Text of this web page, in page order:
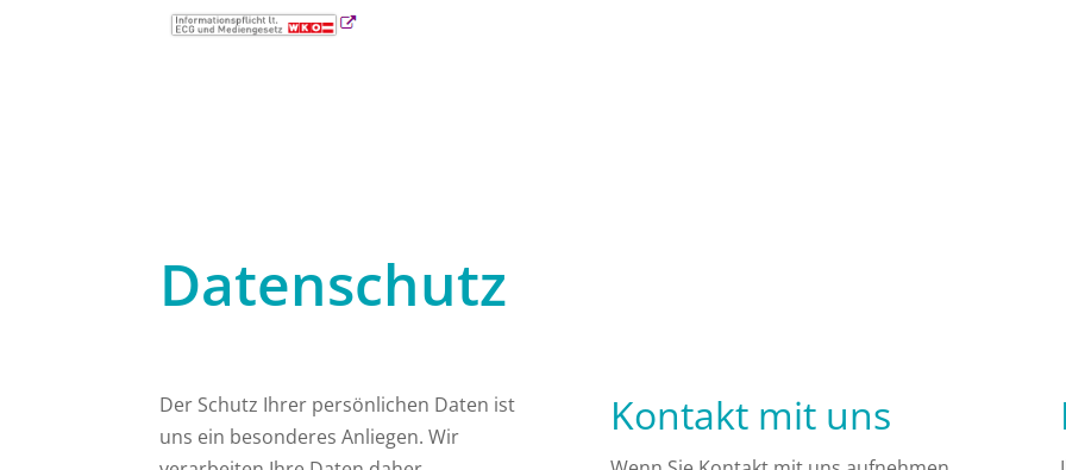
Datenschutz
Der Schutz Ihrer persönlichen Daten ist
uns ein besonderes Anliegen. Wir
Kontakt mit uns